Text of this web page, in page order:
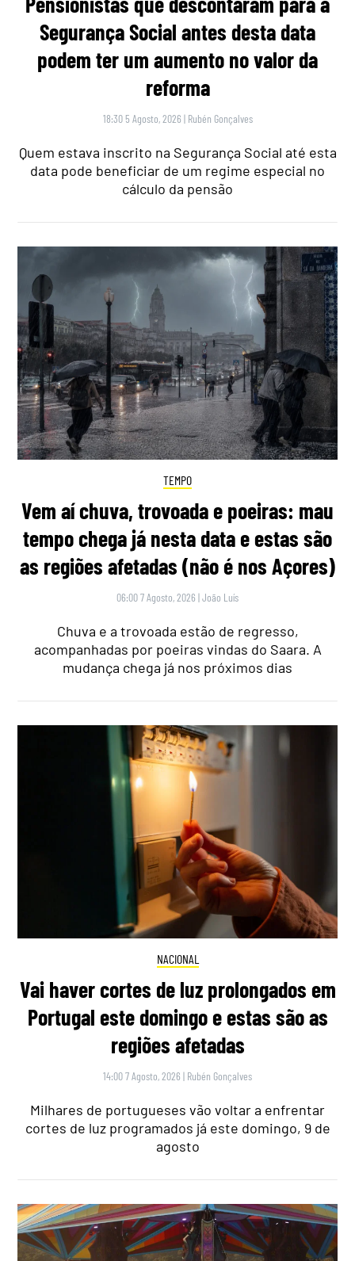
Segurança Social antes desta data
podem ter um aumento no valor da
reforma
18:30 5 Agosto, 2026 | Rubén Gonçalves
Quem estava inscrito na Segurança Social até esta
data pode beneficiar de um regime especial no
cálculo da pensão
TEMPO
Vem aí chuva, trovoada e poeiras: mau
tempo chega já nesta data e estas são
as regiões afetadas (não é nos Açores)
06:00 7 Agosto, 2026 |João Luís
Chuva e a trovoada estão de regresso,
acompanhadas por poeiras vindas do Saara. A
mudança chega já nos próximos dias
NACIONAL
Vai haver cortes de luz prolongados em
Portugal este domingo e estas são as
regiões afetadas
14:00 7 Agosto, 2026 | Rubén Gonçalves
Milhares de portugueses vão voltar a enfrentar
cortes de luz programados já este domingo, 9 de
agosto